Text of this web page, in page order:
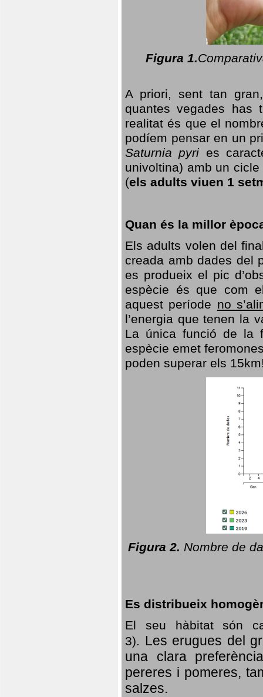
Figura 1.
A priori, sent tan
quantes vegades has
realitat és que el
podíem pensar en un
Saturnia pyri es
univoltina) amb un
(els adults viuen 1
Quan és la millor
Els adults volen del
creada amb dades del
es produeix el pic
espècie és que com
aquest període no
l’energia que tenen la
La única funció de la
espècie emet
poden superar els
Figura 2. Nombre de
Es distribueix
El seu hàbitat són
3). Les erugues del
una clara
pereres i pomeres,
salzes.